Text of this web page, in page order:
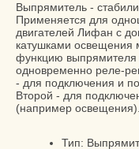
Выпрямитель -
Применяется для
двигателей Лифан с
катушками
функцию выпрямителя
одновременно реле-
- для подключения и
Второй - для
(например освещения).
Тип: